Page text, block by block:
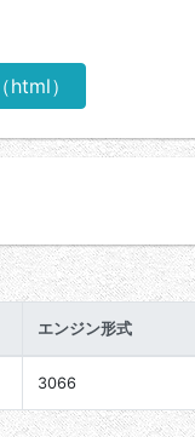
html）
エンジン形式
3066